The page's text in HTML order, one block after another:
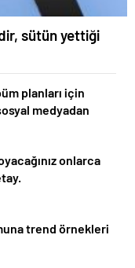
sütün yettiği
planları için
medyadan
onlarca
trend örnekleri